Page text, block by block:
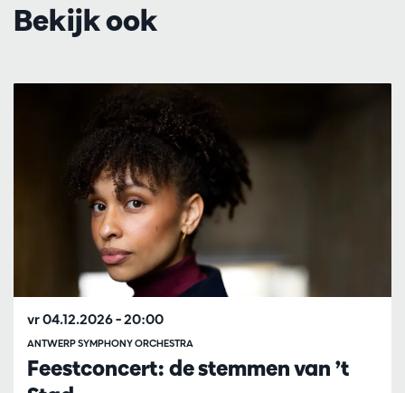
Bekijk ook
Feestconcert: de stemmen van ’t
ANTWERP SYMPHONY ORCHESTRA
vr 04.12.2026– 20:00